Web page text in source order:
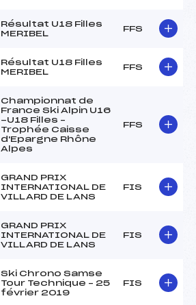
Résultat U18 Filles
MERIBEL
FFS
Résultat U18 Filles
MERIBEL
FFS
Championnat de
France Ski Alpin U16
-U18 Filles –
Trophée Caisse
d'Epargne Rhône
Alpes
FFS
GRAND PRIX
INTERNATIONAL DE
VILLARD DE LANS
FIS
GRAND PRIX
INTERNATIONAL DE
VILLARD DE LANS
FIS
Ski Chrono Samse
Tour Technique – 25
février 2019
FIS